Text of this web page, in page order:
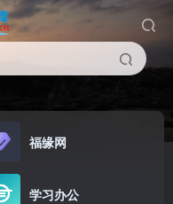
福缘网
学习办公